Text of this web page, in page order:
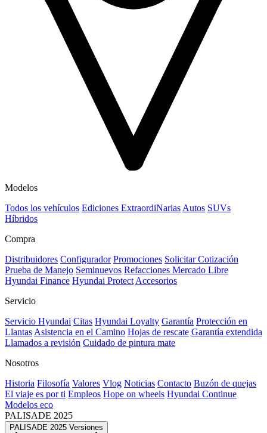
Modelos
Todos los vehículos Ediciones ExtraordiNarias Autos SUVs
Híbridos
Compra
Distribuidores Configurador Promociones Solicitar Cotización
Prueba de Manejo Seminuevos Refacciones Mercado Libre
Hyundai Finance Hyundai Protect Accesorios
Servicio
Servicio Hyundai Citas Hyundai Loyalty Garantía Protección en
Llantas Asistencia en el Camino Hojas de rescate Garantía extendida
Llamados a revisión Cuidado de pintura mate⁠
Nosotros
Historia Filosofía Valores Vlog Noticias Contacto Buzón de quejas
El viaje es por ti Empleos Hope on wheels Hyundai Continue
Modelos eco
PALISADE 2025
PALISADE 2025 Versiones